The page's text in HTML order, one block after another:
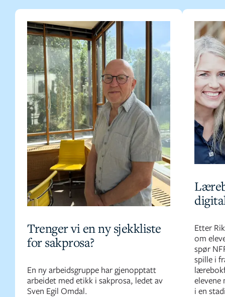
Trenger vi en ny sjekkliste
for sakprosa?
En ny arbeidsgruppe har gjenopptatt
arbeidet med etikk i sakprosa, ledet av
Sven Egil Omdal.
Etter
om
spør
spille i
i en